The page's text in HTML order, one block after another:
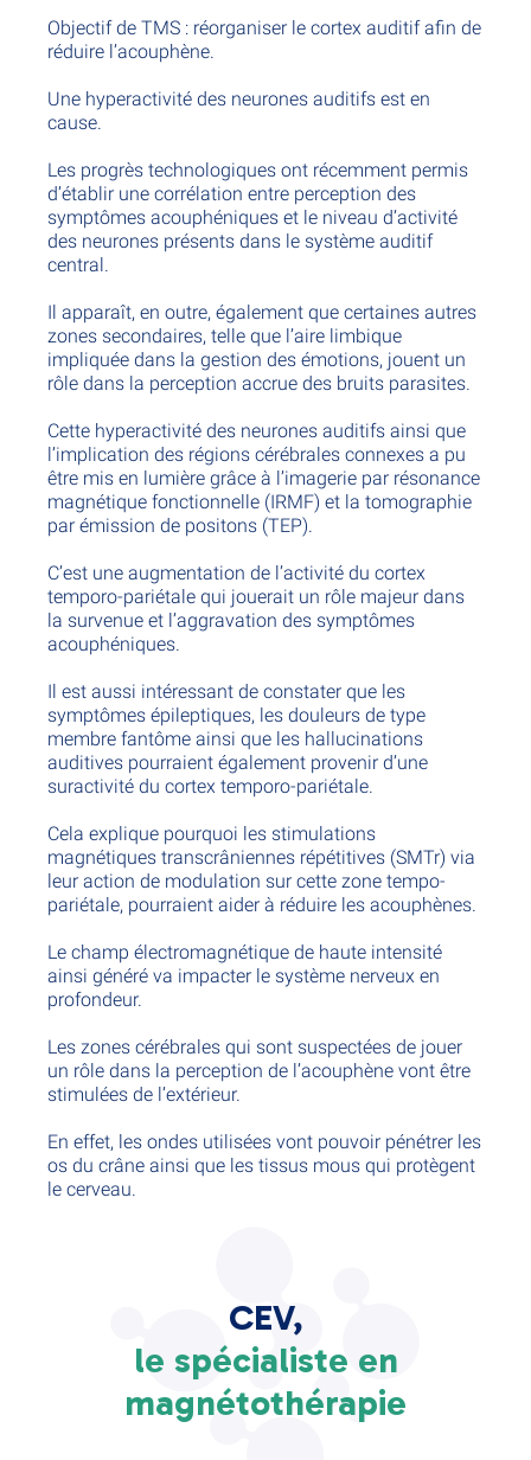
Objectif de TMS : réorganiser le cortex auditif afin de
réduire l’acouphène.
Une hyperactivité des neurones auditifs est en
cause.
Les progrès technologiques ont récemment permis
d’établir une corrélation entre perception des
symptômes acouphéniques et le niveau d’activité
des neurones présents dans le système auditif
central.
Il apparaît, en outre, également que certaines autres
zones secondaires, telle que l’aire limbique
impliquée dans la gestion des émotions, jouent un
rôle dans la perception accrue des bruits parasites.
Cette hyperactivité des neurones auditifs ainsi que
l’implication des régions cérébrales connexes a pu
être mis en lumière grâce à l’imagerie par résonance
magnétique fonctionnelle (IRMF) et la tomographie
par émission de positons (TEP).
C’est une augmentation de l’activité du cortex
temporo-pariétale qui jouerait un rôle majeur dans
la survenue et l’aggravation des symptômes
acouphéniques.
Il est aussi intéressant de constater que les
symptômes épileptiques, les douleurs de type
membre fantôme ainsi que les hallucinations
auditives pourraient également provenir d’une
suractivité du cortex temporo-pariétale.
Cela explique pourquoi les stimulations
magnétiques transcrâniennes répétitives (SMTr) via
leur action de modulation sur cette zone tempo-
pariétale, pourraient aider à réduire les acouphènes.
Le champ électromagnétique de haute intensité
ainsi généré va impacter le système nerveux en
profondeur.
Les zones cérébrales qui sont suspectées de jouer
un rôle dans la perception de l’acouphène vont être
stimulées de l’extérieur.
En effet, les ondes utilisées vont pouvoir pénétrer les
os du crâne ainsi que les tissus mous qui protègent
le cerveau.
CEV,
le spécialiste en
magnétothérapie